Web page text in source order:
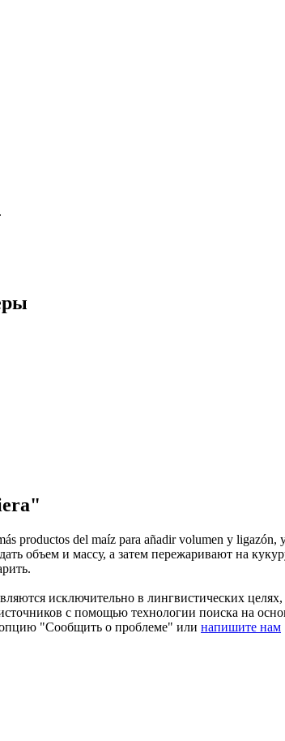
productos del maíz para añadir volumen y ligazón,
объем и массу, а затем пережаривают на
.
исключительно в лингвистических
с помощью технологии поиска на
"Сообщить о проблеме" или напишите нам